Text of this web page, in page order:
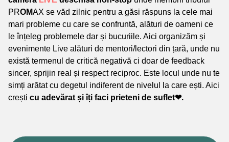
PROMAX se văd zilnic pentru a găsi răspuns la cele mai
mari probleme cu care se confruntă, alături de oameni ce
le înțeleg problemele dar și bucuriile. Aici organizăm și
evenimente Live alături de mentori/lectori din țară, unde nu
există termenul de critică negativă ci doar de feedback
sincer, sprijin real și respect reciproc. Este locul unde nu te
simți arătat cu degetul indiferent de nivelul la care ești. Aici
crești cu adevărat și îți faci prieteni de suflet❤.